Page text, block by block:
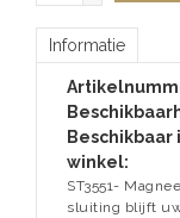
Informatie
Beschikbaar
winkel:
ST3551-
sluiting blijft